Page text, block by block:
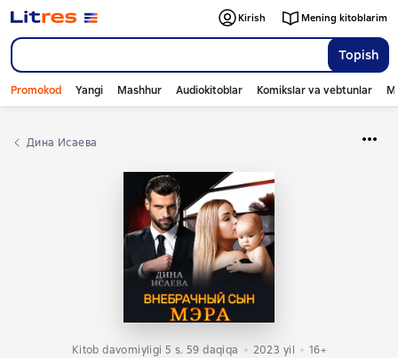
Topish
Kirish Mening kitoblarim
Promokod Yangi Mashhur Audiokitoblar Komikslar va vebtunlar
Дина Исаева
Kitob davomiyligi 5 s. 59 daqiqa 2023 yil 16+